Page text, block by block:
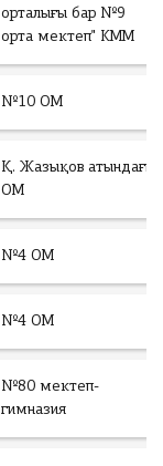
орталығы бар №9
орта мектеп" КММ
№10 ОМ
Қ. Жазықов атындағы
ОМ
№4 ОМ
№4 ОМ
№80 мектеп-
гимназия